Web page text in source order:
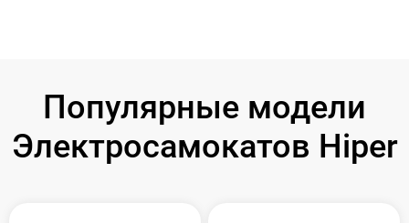
Популярные модели
Электросамокатов Hiper